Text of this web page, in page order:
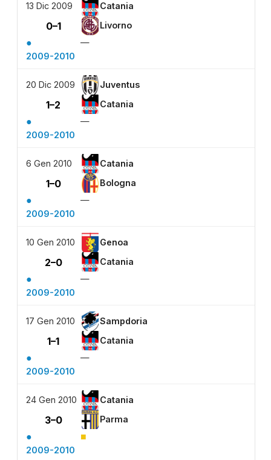
13 Dic 2009 Catania
0–1 Livorno
●
—
2009-2010
20 Dic 2009 Juventus
1–2 Catania
●
—
2009-2010
6 Gen 2010 Catania
1–0 Bologna
●
—
2009-2010
10 Gen 2010 Genoa
2–0 Catania
●
—
2009-2010
17 Gen 2010 Sampdoria
1–1 Catania
●
—
2009-2010
24 Gen 2010 Catania
3–0 Parma
● ■
2009-2010